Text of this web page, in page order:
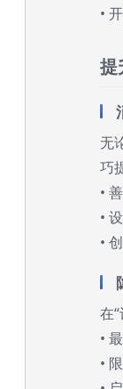
•
提
无
巧
•
•
•
在
•
•